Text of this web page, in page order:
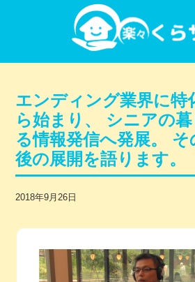
コンテンツに移動
エンディング業界に特
ら始まり、 シニアの
る情報発信へ発展。
後の展開を語ります。
2018年9月26日